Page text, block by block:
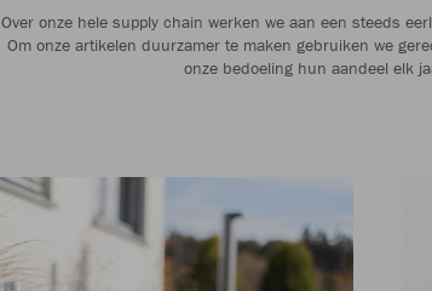
Over onze hele supply chain werken we aan een steeds
Om onze artikelen duurzamer te maken gebruiken we
onze bedoeling hun aandeel elk